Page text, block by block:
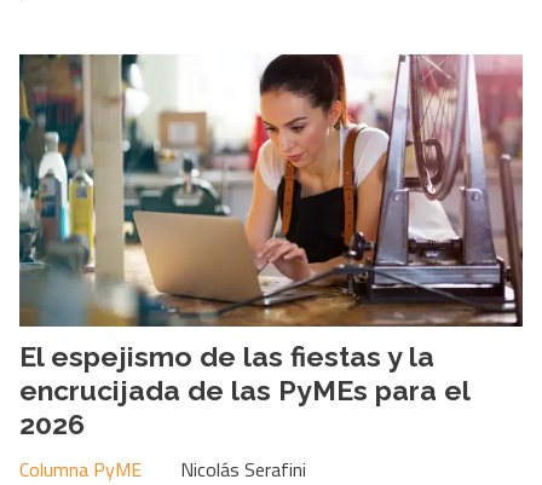
El espejismo de las fiestas y la
encrucijada de las PyMEs para el
2026
Nicolás Serafini
Columna PyME